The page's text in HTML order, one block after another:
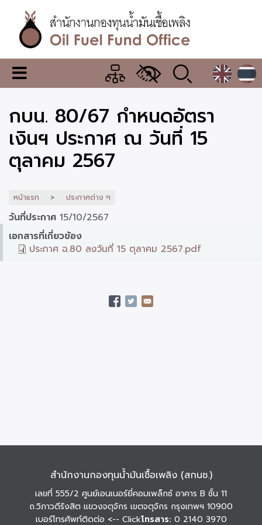
เนื้อหา
หลักสำนักงาน
กองทุน
น้ำมัน
เชื้อ
เพลิง
เมนู
เปลี่ยน
แสดง
ผล
กบน. 80/67 กำหนดอัตรา
เงินฯ ประกาศ ณ วันที่ 15
ตุลาคม 2567
หน้าแรก ประกาศต่าง ๆ
วันที่ประกาศ 15/10/2567
เอกสารที่เกี่ยวข้อง
ประกาศ ฉ.80 ลงวันที่ 15 ตุลาคม 2567.pdf
สำนักงานกองทุนน้ำมันเชื้อเพลิง (สกนช.)
เลขที่ 555/2 ศูนย์เอนเนอร์ยี่คอมเพล็กซ์ อาคาร B ชั้น 11
ถ.วิภาวดีรังสิต แขวงจตุจักร เขตจตุจักร กรุงเทพฯ 10900
เบอร์โทรศัพท์ติดต่อ <-- Clickโทรสาร: 0 2140 3970